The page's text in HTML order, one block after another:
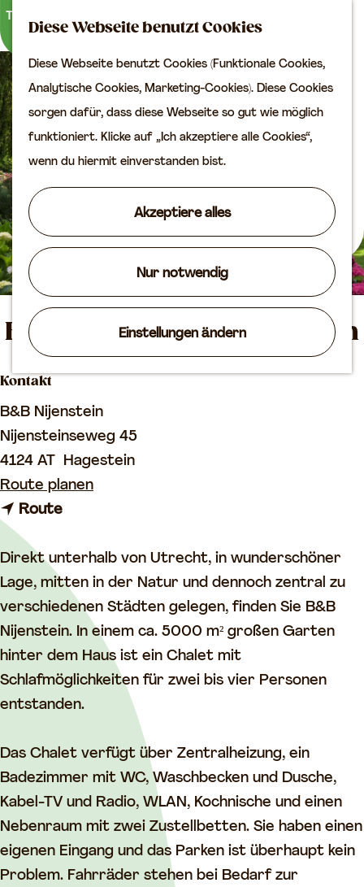
Diese Webseite benutzt Cookies
Diese Webseite benutzt Cookies (Funktionale Cookies,
Analytische Cookies, Marketing-Cookies). Diese Cookies
sorgen dafür, dass diese Webseite so gut wie möglich
funktioniert. Klicke auf „Ich akzeptiere alle Cookies“,
wenn du hiermit einverstanden bist.
Akzeptiere alles
Nur notwendig
Einstellungen ändern
G
e
h
e
n
S
i
e
z
u
H
m
e
p
a
g
e
K
e
S
VVV
Erreichbarkeit
Übernachten
Planen Sie Ihren
Routen
Agenda
Bed and Breakfast Nijenstein
Direkt unterhalb von Utrecht, in wunderschöner
Lage, mitten in der Natur und dennoch zentral zu
verschiedenen Städten gelegen, finden Sie B&B
Nijenstein. In einem ca. 5000 m² großen Garten
hinter dem Haus ist ein Chalet mit
Schlafmöglichkeiten für zwei bis vier Personen
entstanden.
Das Chalet verfügt über Zentralheizung, ein
Badezimmer mit WC, Waschbecken und Dusche,
Kabel-TV und Radio, WLAN, Kochnische und einen
Nebenraum mit zwei Zustellbetten. Sie haben einen
eigenen Eingang und das Parken ist überhaupt kein
Problem. Fahrräder stehen bei Bedarf zur
Kontakt
B&B Nijenstein
Nijensteinseweg 45
4124 AT Hagestein
Route planenb
B
e
d
a
n
d
e
a
k
f
a
s
Routeb
s
B
e
d
a
n
d
r
e
a
k
f
a